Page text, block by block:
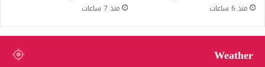
منذ 6 ساعات منذ 7 ساعات
Weather